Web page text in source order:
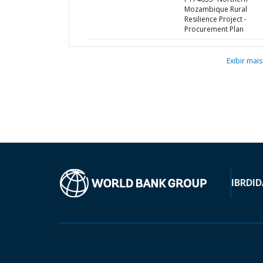
Mozambique Rural
Resilience Project -
Procurement Plan
Exibir mais
IBRD